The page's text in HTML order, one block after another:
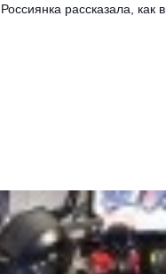
Россиянка рассказала,